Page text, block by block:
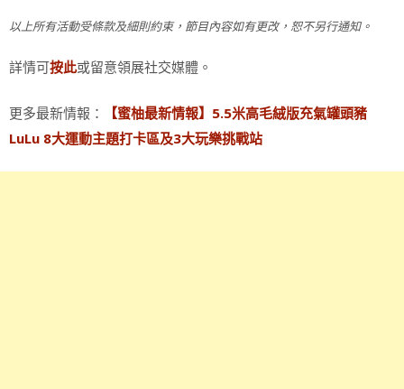
以上所有活動受條款及細則約束，節目內容如有更改，恕不另行通知。
詳情可按此或留意領展社交媒體。
更多最新情報：
【蜜柚最新情報】5.5米高毛絨版充氣罐頭豬
LuLu 8大運動主題打卡區及3大玩樂挑戰站